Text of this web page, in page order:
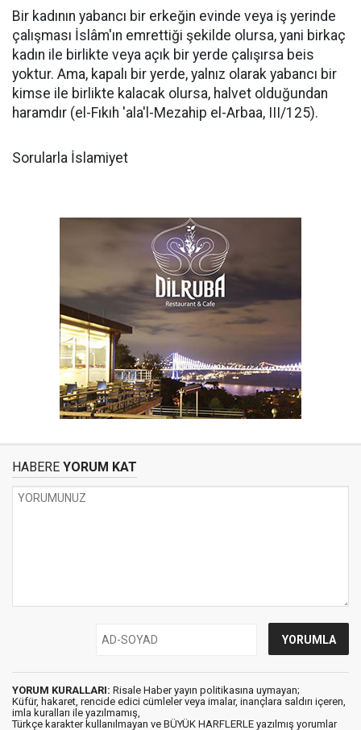
Bir kadının yabancı bir erkeğin evinde veya iş yerinde
çalışması İslâm'ın emrettiği şekilde olursa, yani birkaç
kadın ile birlikte veya açık bir yerde çalışırsa beis
yoktur. Ama, kapalı bir yerde, yalnız olarak yabancı bir
kimse ile birlikte kalacak olursa, halvet olduğundan
haramdır (el-Fıkıh 'ala'l-Mezahip el-Arbaa, III/125).
Sorularla İslamiyet
HABERE YORUM KAT
YORUM KURALLARI: Risale Haber yayın politikasına uymayan;
Küfür, hakaret, rencide edici cümleler veya imalar, inançlara saldırı içeren,
imla kuralları ile yazılmamış,
Türkçe karakter kullanılmayan ve BÜYÜK HARFLERLE yazılmış yorumlar